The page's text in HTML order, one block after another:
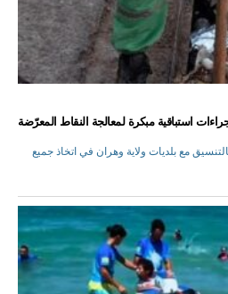
استباقية مبكرة لمعالجة النقاط المعرّضة
مع بلديات ولاية وهران في اتخاذ جميع